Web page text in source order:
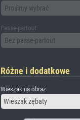
Prosimy wybrać
Passe-partout
Bez passe-partout
Różne i dodatkowe
Wieszak na obraz
Wieszak zębaty